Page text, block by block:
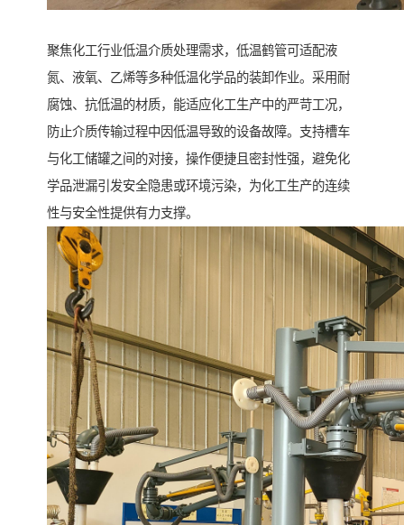
聚焦化工行业低温介质处理需求，低温鹤管可适配液
氮、液氧、乙烯等多种低温化学品的装卸作业。采用耐
腐蚀、抗低温的材质，能适应化工生产中的严苛工况，
防止介质传输过程中因低温导致的设备故障。支持槽车
与化工储罐之间的对接，操作便捷且密封性强，避免化
学品泄漏引发安全隐患或环境污染，为化工生产的连续
性与安全性提供有力支撑。